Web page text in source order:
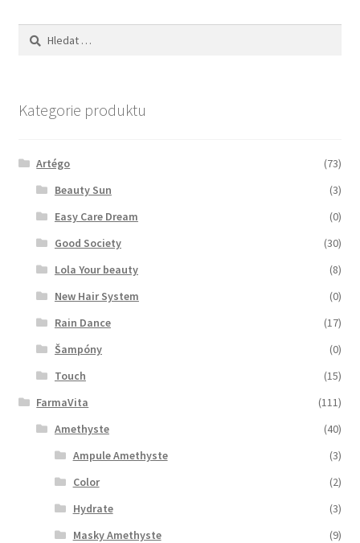
Vyhledávání
Kategorie produktu
Artégo
(73)
Beauty Sun
(3)
Easy Care Dream
(0)
Good Society
(30)
Lola Your beauty
(8)
New Hair System
(0)
Rain Dance
(17)
Šampóny
(0)
Touch
(15)
FarmaVita
(111)
Amethyste
(40)
Ampule Amethyste
(3)
Color
(2)
Hydrate
(3)
Masky Amethyste
(9)